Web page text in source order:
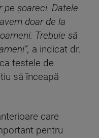
pe şoareci. Datele
doar de la
Trebuie să
a indicat dr.
testele de
să înceapă
care
pentru